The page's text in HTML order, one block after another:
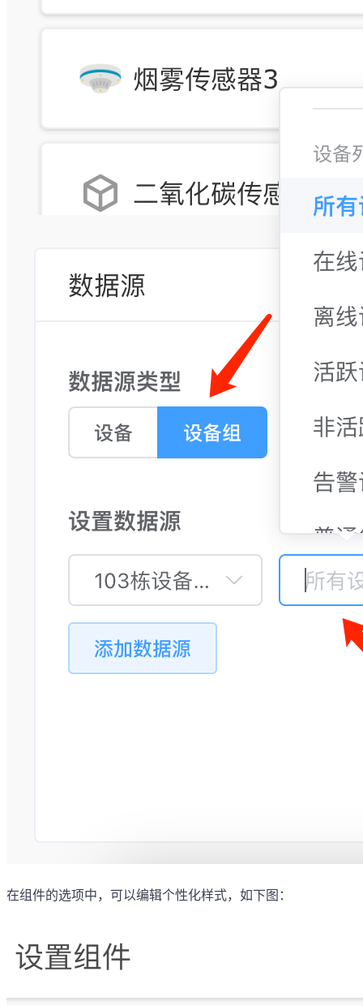
在组件的选项中，可以编辑个性化样式，如下图：